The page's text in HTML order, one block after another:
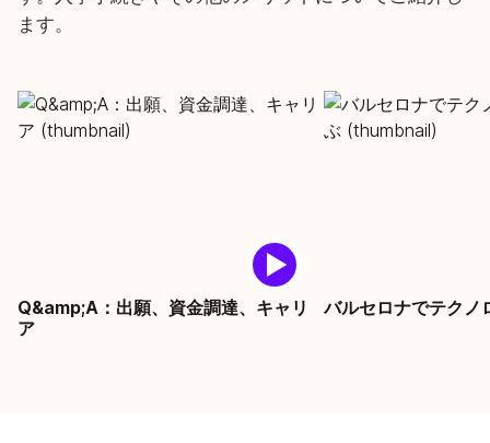
ます。
Q&amp;A：出願、資金調達、キャリ
ア
バルセロナでテクノ